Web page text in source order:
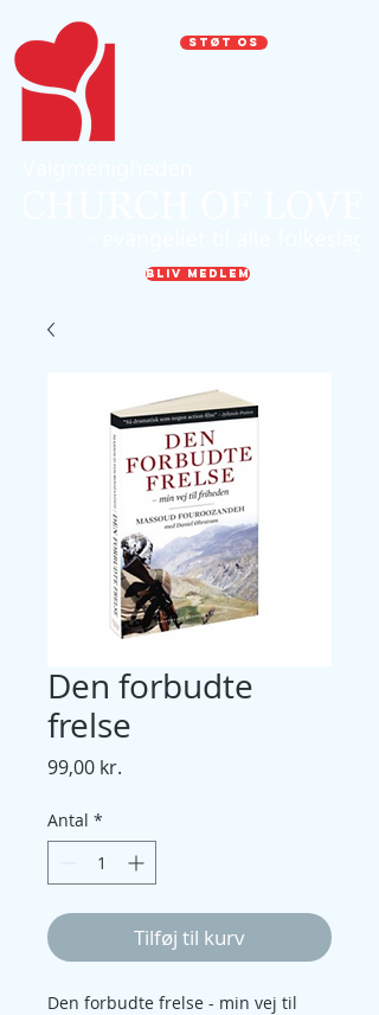
STØT OS
BLIV MEDLEM
Den forbudte
frelse
99,00 kr.
Antal *
Tilføj til kurv
Den forbudte frelse - min vej til